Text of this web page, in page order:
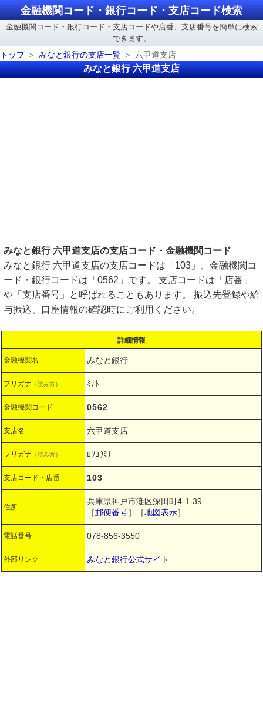
金融機関コード・銀行コード・支店コード検索
金融機関コード・銀行コード・支店コードや店番、支店番号を簡単に検索
できます。
トップ
みなと銀行の支店一覧 六甲道支店
みなと銀行 六甲道支店
みなと銀行 六甲道支店の支店コード・金融機関コード
みなと銀行 六甲道支店の支店コードは「103」、金融機関コ
ード・銀行コードは「0562」です。 支店コードは「店番」
や「支店番号」と呼ばれることもあります。 振込先登録や給
与振込、口座情報の確認時にご利用ください。
詳細情報
金融機関名 みなと銀行
フリガナ （読み方） ﾐﾅﾄ
金融機関コード 0562
支店名 六甲道支店
フリガナ （読み方） ﾛﾂｺｳﾐﾁ
支店コード・店番 103
住所
兵庫県神戸市灘区深田町4-1-39
［郵便番号］［地図表示］
電話番号 078-856-3550
外部リンク みなと銀行公式サイト